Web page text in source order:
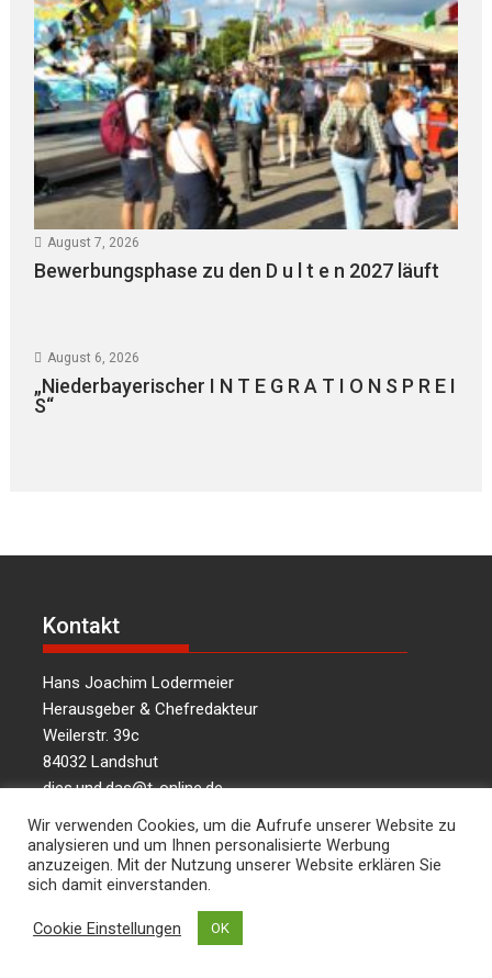
August 7, 2026
Bewerbungsphase zu den D u l t e n 2027 läuft
August 6, 2026
„Niederbayerischer I N T E G R A T I O N S P R E I
S“
Kontakt
Hans Joachim Lodermeier
Herausgeber & Chefredakteur
Weilerstr. 39c
84032 Landshut
dies.und.das@t-online.de
0176/64349821
Über uns
Wir verwenden Cookies, um die Aufrufe unserer Website zu
analysieren und um Ihnen personalisierte Werbung
anzuzeigen. Mit der Nutzung unserer Website erklären Sie
sich damit einverstanden.
Cookie Einstellungen OK